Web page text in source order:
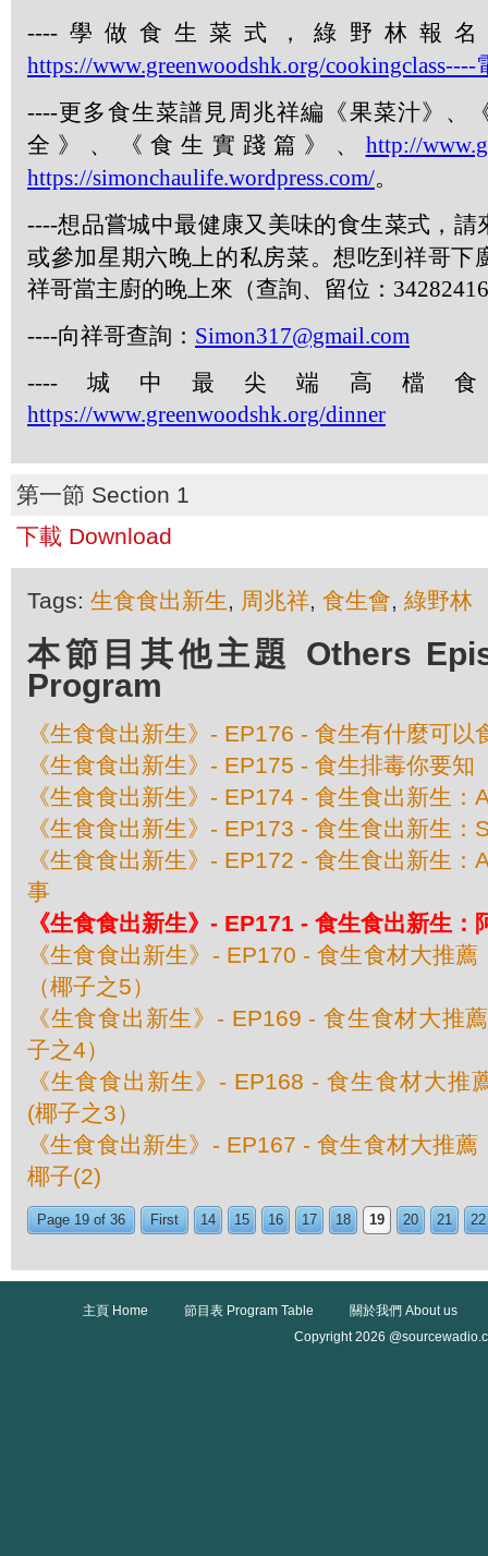
---- 學做食生菜式，綠野林報
https://www.greenwoodshk.org/cookingclass----
----更多食生菜譜見周兆祥編《果菜汁》、
全》、《食生實踐篇》、 http://
https://simonchaulife.wordpress.com/。
----想品嘗城中最健康又美味的食生菜式，請
或參加星期六晚上的私房菜。想吃到祥哥下
祥哥當主廚的晚上來（查詢、留位： 34282416
----向祥哥查詢： Simon317@gmail.com
---- 城中最尖端高檔
https://www.greenwoodshk.org/dinner
第一節 Section 1
下載 Download
Tags: 生食食出新生, 周兆祥, 食生會, 綠野林
本節目其他主題 Others
Program
《生食食出新生》- EP176 - 食生有什麼可以
《生食食出新生》- EP175 - 食生排毒你要知
《生食食出新生》- EP174 - 食生食出新生：
《生食食出新生》- EP173 - 食生食出新生
《生食食出新生》- EP172 - 食生食出新生
事
《生食食出新生》- EP171 - 食生食出新生
《生食食出新生》- EP170 - 食生食材大推
（椰子之5）
《生食食出新生》- EP169 - 食生食材大推
子之4）
《生食食出新生》- EP168 - 食生食材大推
(椰子之3）
《生食食出新生》- EP167 - 食生食材大推
椰子(2)
Page 19 of 36 First 14 15 16 17 18 19 20 21 22
主頁 Home 節目表 Program Table
關於我們 About us
Copyright 2026